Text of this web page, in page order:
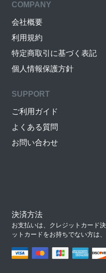
COMPANY
会社概要
利用規約
特定商取引に基づく表記
個人情報保護方針
SUPPORT
ご利用ガイド
よくある質問
お問い合わせ
決済方法
お支払いは、クレジットカード
ットカードをお持ちでない方は